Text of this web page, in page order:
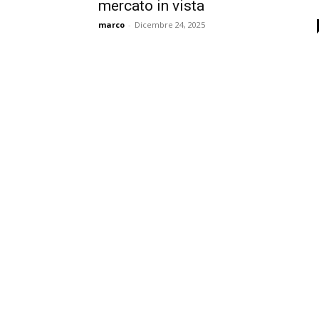
mercato in vista
marco - Dicembre 24, 2025